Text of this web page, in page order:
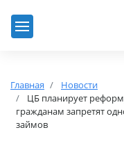
Главная
Новости
ЦБ планирует
гражданам запретят
займов